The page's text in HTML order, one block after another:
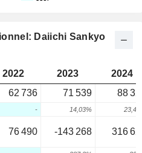
Daiichi Sankyo
2022 2023
2024
62 736 71 539 88
- 14,03%
76 490 -143 268 316